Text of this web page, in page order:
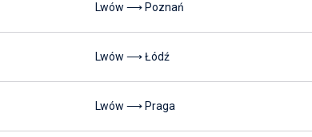
Lwów ⟶ Poznań
Lwów ⟶ Łódź
Lwów ⟶ Praga